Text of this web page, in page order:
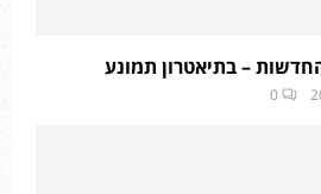
– בתיאטרון תמונע
0